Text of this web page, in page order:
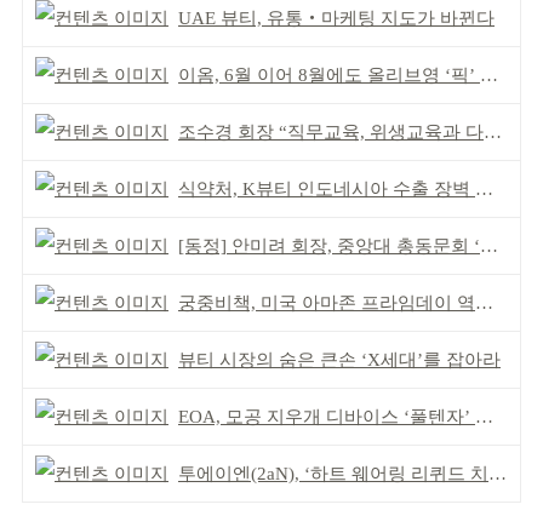
UAE 뷰티, 유통‧마케팅 지도가 바뀐다
이옴, 6월 이어 8월에도 올리브영 ‘픽’ 선정
조수경 회장 “직무교육, 위생교육과 다르다”
식약처, K뷰티 인도네시아 수출 장벽 완화 성과
[동정] 안미려 회장, 중앙대 총동문회 ‘명예회원’ 추대
궁중비책, 미국 아마존 프라임데이 역대 최대 실적
뷰티 시장의 숨은 큰손 ‘X세대’를 잡아라
EOA, 모공 지우개 디바이스 ‘풀텐자’ 조기 완판
투에이엔(2aN), ‘하트 웨어링 리퀴드 치크' 올리브영 선런칭